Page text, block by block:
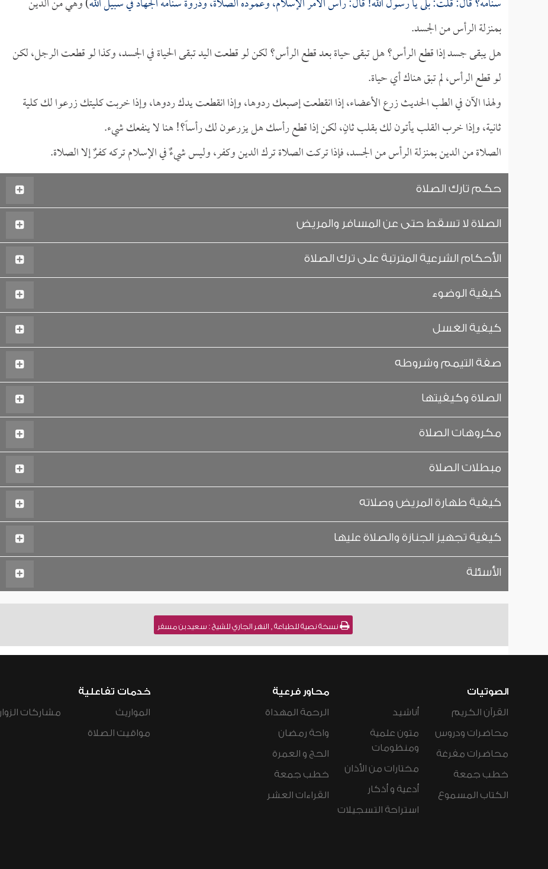
بمنزلة الرأس من الجسد.
هل يبقى جسد إذا قطع الرأس؟ هل تبقى حياة بعد قطع الرأس؟ لكن لو قطعت اليد تبقى الحياة في الجسد، وكذا لو قطعت الرجل، لكن
لو قطع الرأس، لم تبق هناك أي حياة.
ولهذا الآن في الطب الحديث زرع الأعضاء، إذا انقطعت إصبعك ردوها، وإذا انقطعت يدك ردوها، وإذا خربت كليتك زرعوا لك كلية
ثانية، وإذا خرب القلب يأتون لك بقلب ثانٍ، لكن إذا قطع رأسك هل يزرعون لك رأساً؟! هنا لا ينفعك شيء.
الصلاة من الدين بمنزلة الرأس من الجسد، فإذا تركت الصلاة ترك الدين وكفر، وليس شيءٌ في الإسلام تركه كفرٌ إلا الصلاة.
حكم تارك الصلاة
الصلاة لا تسقط حتى عن المسافر والمريض
الأحكام الشرعية المترتبة على ترك الصلاة
كيفية الوضوء
كيفية الغسل
صفة التيمم وشروطه
الصلاة وكيفيتها
مكروهات الصلاة
مبطلات الصلاة
كيفية طهارة المريض وصلاته
كيفية تجهيز الجنازة والصلاة عليها
الأسئلة
نسخة نصية للطباعة , النهر الجاري للشيخ : سعيد بن مسفر
الصوتيات
القرآن الكريم
محاضرات ودروس
محاضرات مفرغة
خطب جمعة
الكتاب المسموع
أناشيد
متون علمية
ومنظومات
مختارات من الأذان
أدعية و أذكار
استراحة التسجيلات
محاور فرعية
الرحمة المهداة
واحة رمضان
الحج و العمرة
خطب جمعة
القراءات العشر
خدمات تفاعلية
المواريث
مواقيت الصلاة
مشاركات الزوار